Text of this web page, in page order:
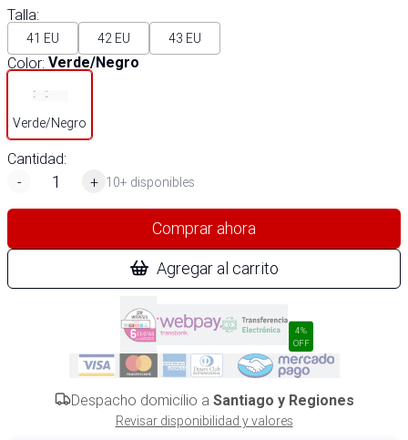
Talla:
41 EU 42 EU 43 EU
Color: Verde/Negro
Verde/Negro
Cantidad:
-
+ 10+ disponibles
Comprar ahora
Agregar al carrito
4%
OFF
Despacho domicilio a Santiago y Regiones
Revisar disponibilidad y valores